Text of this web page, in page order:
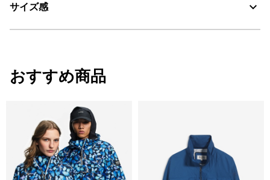
裏地なしWater Proof：防水
30℃を限度とし、通常の洗濯処理。
タンブル乾燥が可能、低温乾燥：排気温度の上限は最高
60℃。
脱水後、つり干し乾燥がよい。
アイロン仕上げ処理はできない。
・色：ゴールデンロッド (003)
サイズ感
サイズ
M
XL 84 75
おすすめ商品